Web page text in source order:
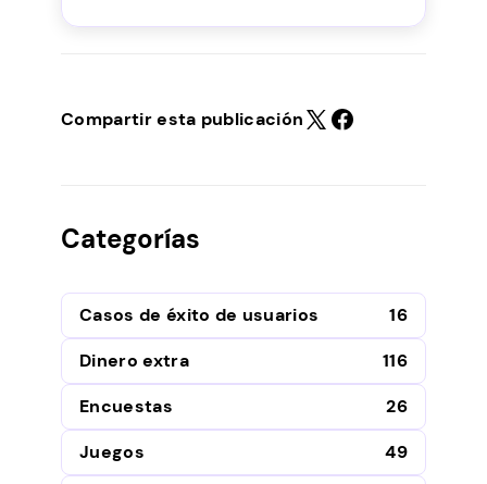
Compartir esta publicación
Categorías
Casos de éxito de usuarios
16
Dinero extra
116
Encuestas
26
Juegos
49